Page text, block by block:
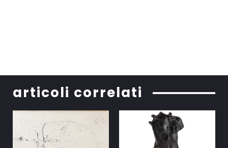
articoli correlati